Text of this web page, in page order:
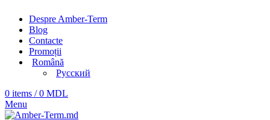
Despre Amber-Term
Blog
Contacte
Promoții
Română
Русский
0 items / 0 MDL
Menu